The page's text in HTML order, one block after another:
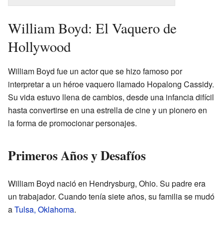
William Boyd: El Vaquero de
Hollywood
William Boyd fue un actor que se hizo famoso por
interpretar a un héroe vaquero llamado Hopalong Cassidy.
Su vida estuvo llena de cambios, desde una infancia difícil
hasta convertirse en una estrella de cine y un pionero en
la forma de promocionar personajes.
Primeros Años y Desafíos
William Boyd nació en Hendrysburg, Ohio. Su padre era
un trabajador. Cuando tenía siete años, su familia se mudó
aTulsa, Oklahoma.